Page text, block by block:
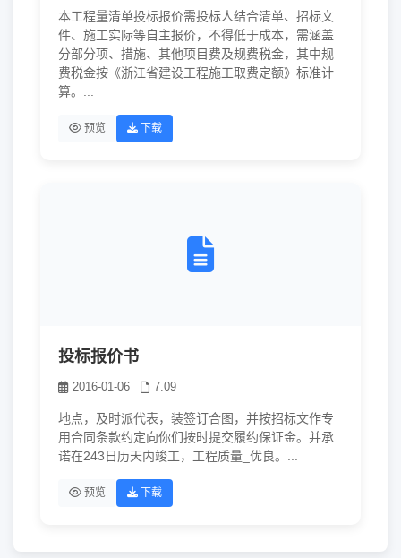
本工程量清单投标报价需投标人结合清单、招标文
件、施工实际等自主报价，不得低于成本，需涵盖
分部分项、措施、其他项目费及规费税金，其中规
费税金按《浙江省建设工程施工取费定额》标准计
算。...
预览 下载
投标报价书
2016-01-06 7.09
地点，及时派代表，装签订合图，并按招标文作专
用合同条款约定向你们按时提交履约保证金。并承
诺在243日历天内竣工，工程质量_优良。...
预览 下载